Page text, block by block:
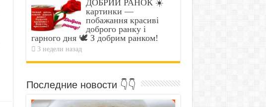
ДОБРИЙ РАНОК ☀️
картинки —
побажання красиві
доброго ранку і
гарного дня 🕊️ З добрим ранком!
3 недели назад
Последние новости 👇👇